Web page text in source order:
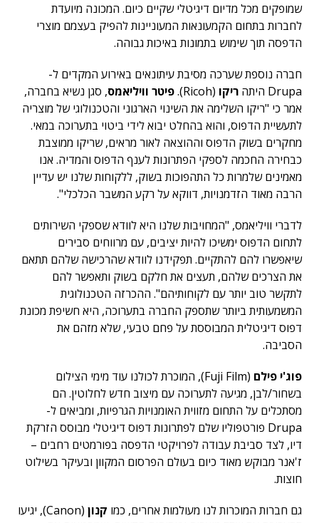
שמופקים מכל מדיום דיגיטלי שקיים כיום. המכונה מיועדת
לחברות בתחום הקמעונאות המעוניינות להפיק בעצמם מוצרי
הדפסה תוך שימוש בתמונות באיכות גבוהה.
חברה נוספת שערכה מסיבת עיתונאים באירוע המקדים ל-
Drupa היתה
ריקו (Ricoh). פיטר וויליאמס, סגן נשיא בחברה,
אמר כי "ריקו השלימה את השינוי הארגוני והטכנולוגי של מוצריה
לתעשיית הדפוס, והוא בהחלט יבוא לידי ביטוי בתערוכה במאי.
מחקרים בשוק הדפוס וההוצאה לאור מראים, שריקו ממוצבת
כבחירה החכמה לספקי הפתרונות לענף הדפוס והמדיה. אנו
מאמינים שלמרות כל התהפוכות בשוק, ללקוחות שלנו יש עדיין
הרבה מאוד הזדמנויות, דווקא על רקע המשבר הכלכלי".
לדברי וויליאמס, "המחויבות שלנו היא לוודא שספקי השירותים
לתחום הדפוס ימשיכו להיות יציבים, עם מרווחים סבירים
שיאפשרו להם להתקיים. תפקידנו לוודא שהרכישה שלהם תתאם
את הצרכים שלהם, תעצים את חלקם בשוק ותאפשר להם
לתקשר טוב יותר עם לקוחותיהם". ההכרזה הטכנולוגית
המשמעותית ביותר שתספק החברה בתערוכה, היא חשיפת מכונת
דפוס דיגיטלית המבוססת על פחם טבעי, שלא מזהם את
הסביבה.
פוג'י פילם
(Fuji Film), המוכרת לכולנו עוד מימי הצילום
בשחור/לבן, מגיעה לתערוכה עם מיצוב חדש לחלוטין. הם
מסתכלים על התחום מזווית האומנויות הגרפיות, ומביאים ל-
Drupa פורטפוליו שלם לפתרונות דפוס דיגיטלי מבוסס הזרקת
דיו, לצד סביבת עבודה לפרויקטי הדפסה בפורמטים רחבים –
ז'אנר מבוקש מאוד כיום בעולם הפרסום המקוון ובעיקר בשילוט
חוצות.
גם חברות המוכרות לנו מעולמות אחרים, כמו קנון
(Canon), יגיעו